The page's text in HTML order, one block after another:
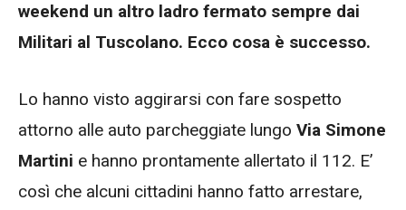
weekend un altro ladro fermato sempre dai
Militari al Tuscolano. Ecco cosa è successo.
Lo hanno visto aggirarsi con fare sospetto
attorno alle auto parcheggiate lungo Via Simone
Martini e hanno prontamente allertato il 112. E’
così che alcuni cittadini hanno fatto arrestare,